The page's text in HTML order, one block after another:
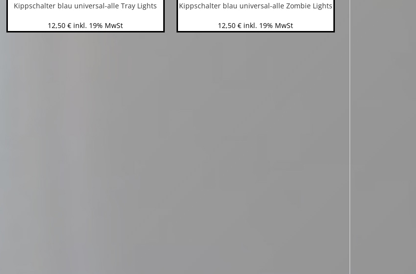
Kippschalter blau universal-alle Tray Lights
12,50€ inkl. 19% MwSt
Kippschalter blau universal-alle Zombie Lights
12,50€ inkl. 19% MwSt